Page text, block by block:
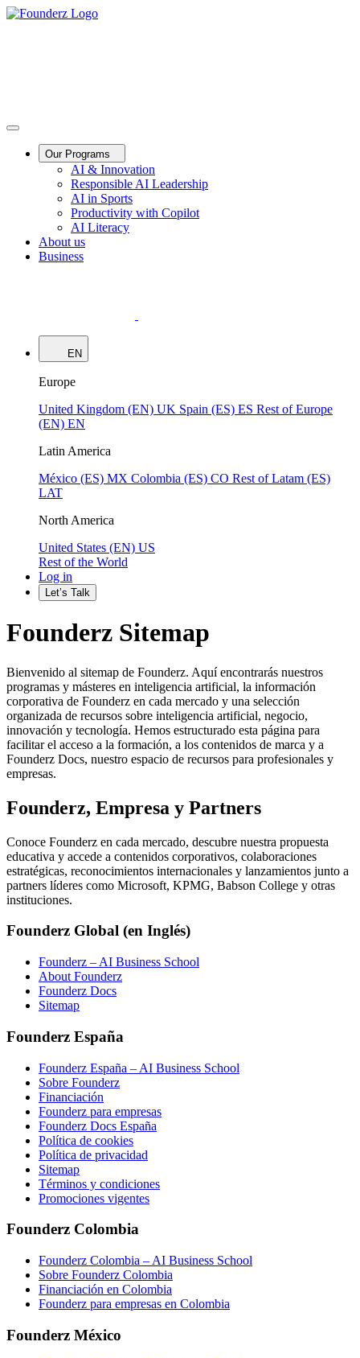
Our Programs
AI & Innovation
Responsible AI Leadership
AI in Sports
Productivity with Copilot
AI Literacy
About us
Business
EN
Europe
United Kingdom (EN) UK Spain (ES) ES Rest of Europe
(EN) EN
Latin America
México (ES) MX Colombia (ES) CO Rest of Latam (ES)
LAT
North America
United States (EN) US
Rest of the World
Log in
Let’s Talk
Founderz Sitemap
Bienvenido al sitemap de Founderz. Aquí encontrarás nuestros
programas y másteres en inteligencia artificial, la información
corporativa de Founderz en cada mercado y una selección
organizada de recursos sobre inteligencia artificial, negocio,
innovación y tecnología. Hemos estructurado esta página para
facilitar el acceso a la formación, a los contenidos de marca y a
Founderz Docs, nuestro espacio de recursos para profesionales y
empresas.
Founderz, Empresa y Partners
Conoce Founderz en cada mercado, descubre nuestra propuesta
educativa y accede a contenidos corporativos, colaboraciones
estratégicas, reconocimientos internacionales y lanzamientos junto a
partners líderes como Microsoft, KPMG, Babson College y otras
instituciones.
Founderz Global (en Inglés)
Founderz – AI Business School
About Founderz
Founderz Docs
Sitemap
Founderz España
Founderz España – AI Business School
Sobre Founderz
Financiación
Founderz para empresas
Founderz Docs España
Política de cookies
Política de privacidad
Sitemap
Términos y condiciones
Promociones vigentes
Founderz Colombia
Founderz Colombia – AI Business School
Sobre Founderz Colombia
Financiación en Colombia
Founderz para empresas en Colombia
Founderz México